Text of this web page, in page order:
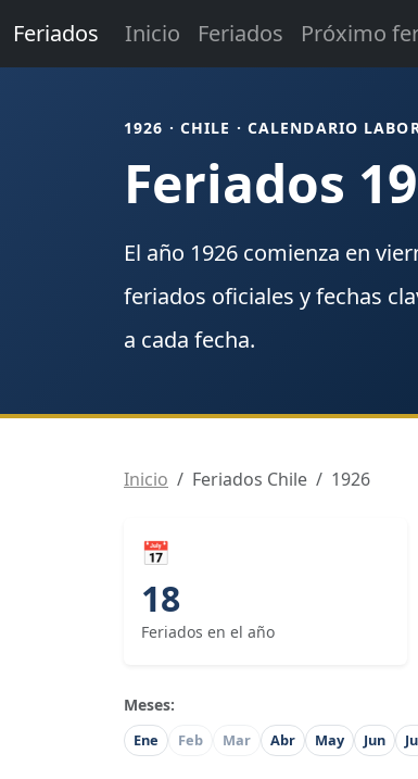
Feriados Inicio Feriados Próximo
1926 · CHILE · CALENDARIO
Feriados
El año 1926 comienza en
feriados oficiales y fechas
a cada fecha.
Inicio Feriados Chile 1926
📅
18
Feriados en el año
Meses:
Ene Feb Mar Abr May Jun